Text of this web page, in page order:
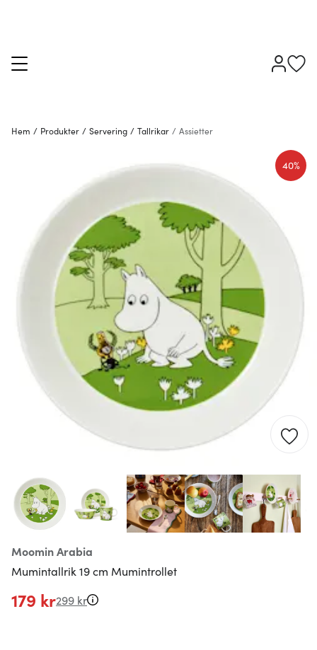
Hem / Produkter / Servering / Tallrikar / Assietter
Moomin Arabia
Mumintallrik 19 cm Mumintrollet
40%
179 kr299 kr